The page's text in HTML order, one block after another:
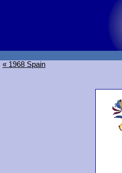
« 1968 Spain